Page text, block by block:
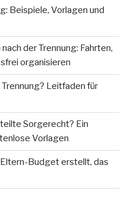
Beispiele, Vorlagen und
der Trennung: Fahrten,
organisieren
Leitfaden für
Sorgerecht? Ein
Vorlagen
Budget erstellt, das